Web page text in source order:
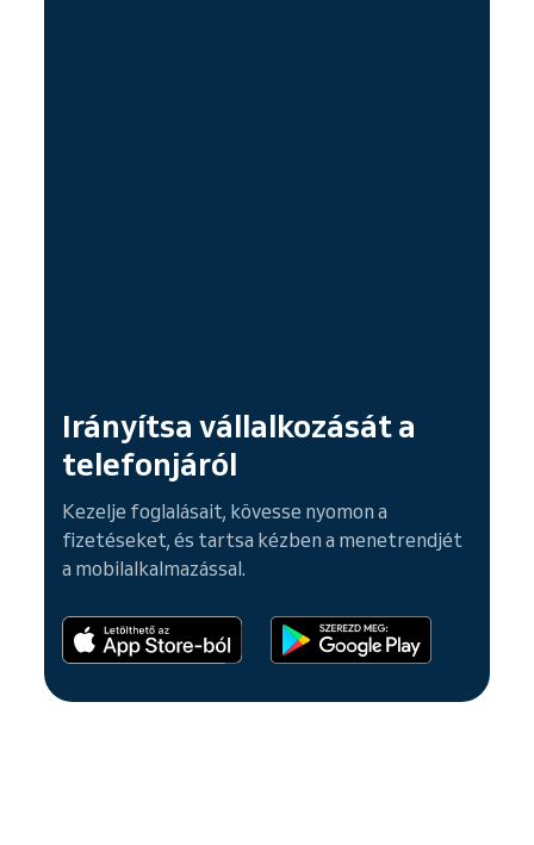
Irányítsa vállalkozását a
telefonjáról
Kezelje foglalásait, kövesse nyomon a
fizetéseket, és tartsa kézben a menetrendjét
a mobilalkalmazással.